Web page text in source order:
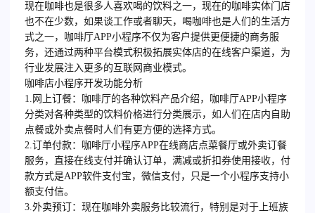
现在咖啡也是很多人喜欢喝的饮料之一，现在的咖啡实体门店
也不在少数，如果谈工作或者聊天，喝咖啡也是人们的生活方
式之一，咖啡厅APP小程序不仅为客户提供更便捷的商务服
务，还通过两种平台模式积极拓展实体店的在线客户渠道，为
行业发展注入更多的互联网商业模式。
咖啡店小程序开发功能分析
1.网上订餐：咖啡厅的各种饮料产品介绍，咖啡厅APP小程序
分类对各种类型的饮料价格进行分类展示，如人们在店内自助
点餐或外卖点餐时人们有更方便的选择方式。
2.订单付款：咖啡厅小程序APP在线商店点菜餐厅或外卖订餐
服务，直接在线支付并确认订单，满减或折扣券使用接收，付
款方式是APP软件支付宝，微信支付，只是一个小程序支持小
额支付信。
3.外卖预订：现在咖啡外卖服务比较流行，特别是对于上班族